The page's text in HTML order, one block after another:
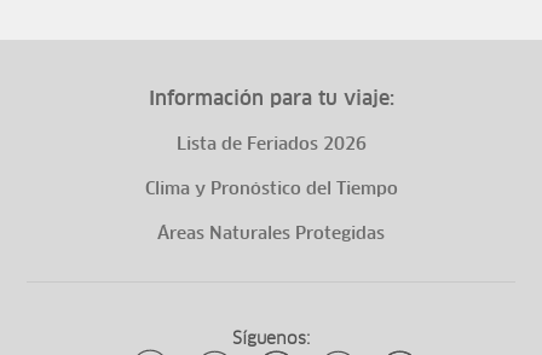
Información para tu viaje:
Lista de Feriados 2026
Clima y Pronóstico del Tiempo
Áreas Naturales Protegidas
Síguenos: